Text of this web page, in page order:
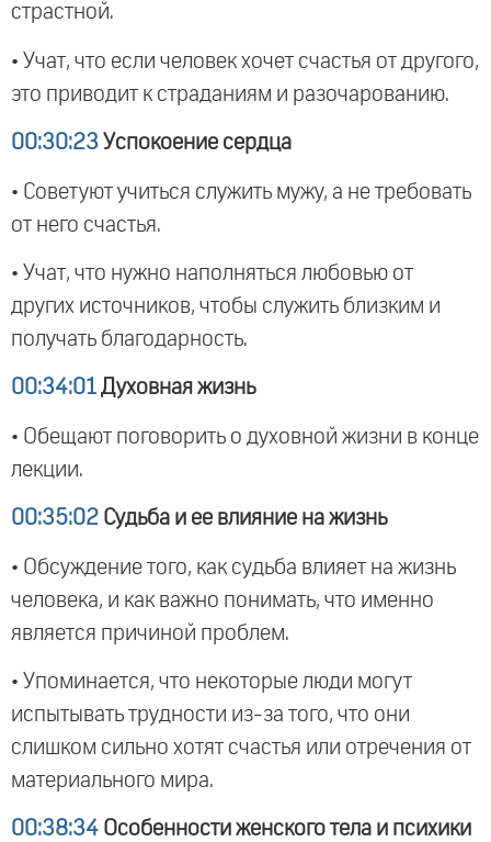
страстной.
• Учат, что если человек хочет счастья от другого,
это приводит к страданиям и разочарованию.
00:30:23 Успокоение сердца
• Советуют учиться служить мужу, а не требовать
от него счастья.
• Учат, что нужно наполняться любовью от
других источников, чтобы служить близким и
получать благодарность.
00:34:01 Духовная жизнь
• Обещают поговорить о духовной жизни в конце
лекции.
00:35:02 Судьба и ее влияние на жизнь
• Обсуждение того, как судьба влияет на жизнь
человека, и как важно понимать, что именно
является причиной проблем.
• Упоминается, что некоторые люди могут
испытывать трудности из-за того, что они
слишком сильно хотят счастья или отречения от
материального мира.
00:38:34 Особенности женского тела и психики